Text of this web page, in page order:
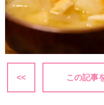
<< この記事